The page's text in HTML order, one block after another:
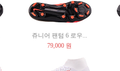
쥬니어 팬텀 6 로우...
79,000 원